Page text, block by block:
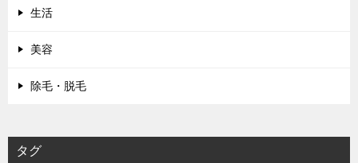
生活
美容
除毛・脱毛
タグ